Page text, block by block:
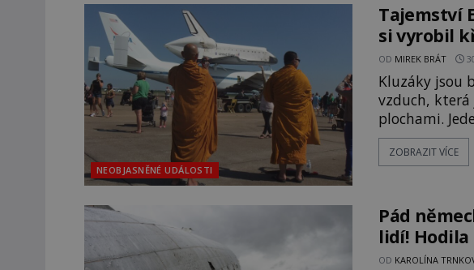
Let J
NEOBJASNĚNÉ UDÁLOSTI
Tajemství
si vyrobil křídla a vrhl
opatství?
OD MIREK BRÁT
Kluzáky jsou
vzduch,
plochami.
století
Jmenoval se
ZOBRAZIT VÍCE
Pád
lidí!
pilota?
OD KAROLÍNA